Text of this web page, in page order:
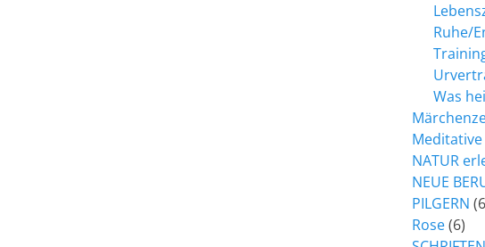
Ruhe/
Was
Meditative
NATUR
NEUE
PILGERN
Rose(6)